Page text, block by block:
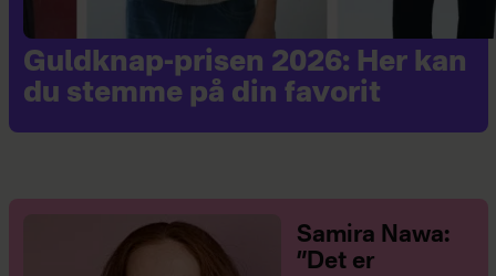
Guldknap-prisen 2026: Her kan
du stemme på din favorit
Samira Nawa:
”Det er